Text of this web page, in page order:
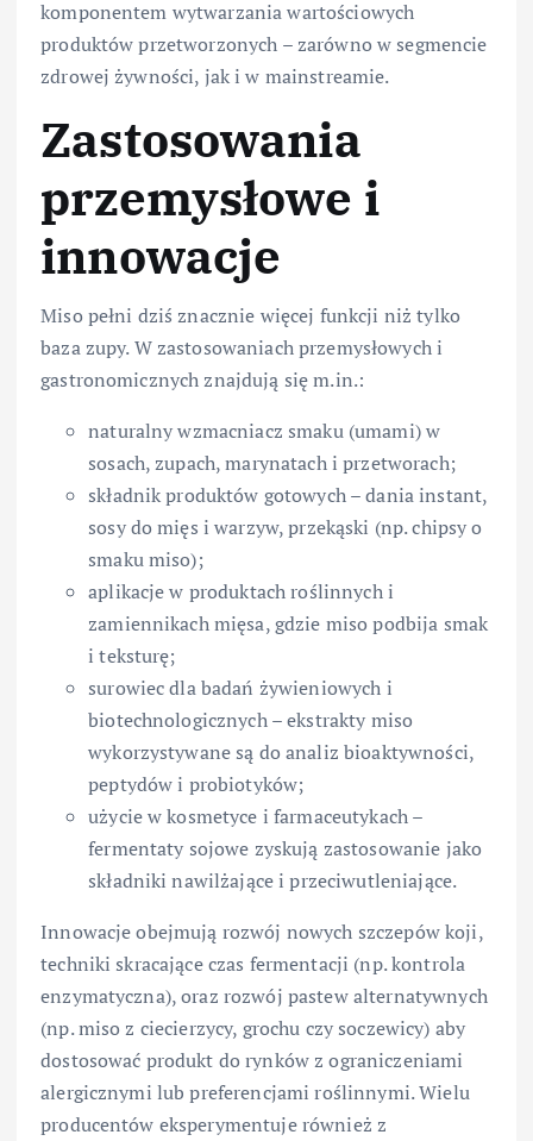
komponentem wytwarzania wartościowych
produktów przetworzonych – zarówno w segmencie
zdrowej żywności, jak i w mainstreamie.
Zastosowania
przemysłowe i
innowacje
Miso pełni dziś znacznie więcej funkcji niż tylko
baza zupy. W zastosowaniach przemysłowych i
gastronomicznych znajdują się m.in.:
naturalny wzmacniacz smaku (umami) w
sosach, zupach, marynatach i przetworach;
składnik produktów gotowych – dania instant,
sosy do mięs i warzyw, przekąski (np. chipsy o
smaku miso);
aplikacje w produktach roślinnych i
zamiennikach mięsa, gdzie miso podbija smak
i teksturę;
surowiec dla badań żywieniowych i
biotechnologicznych – ekstrakty miso
wykorzystywane są do analiz bioaktywności,
peptydów i probiotyków;
użycie w kosmetyce i farmaceutykach –
fermentaty sojowe zyskują zastosowanie jako
składniki nawilżające i przeciwutleniające.
Innowacje obejmują rozwój nowych szczepów koji,
techniki skracające czas fermentacji (np. kontrola
enzymatyczna), oraz rozwój pastew alternatywnych
(np. miso z ciecierzycy, grochu czy soczewicy) aby
dostosować produkt do rynków z ograniczeniami
alergicznymi lub preferencjami roślinnymi. Wielu
producentów eksperymentuje również z